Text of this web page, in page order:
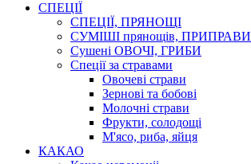
СПЕЦІЇ
СПЕЦІЇ, ПРЯНОЩІ
СУМІШІ прянощів, ПРИПРАВИ
Сушені ОВОЧІ, ГРИБИ
Спеції за стравами
Овочеві страви
Зернові та бобові
Молочні страви
Фрукти, солодощі
М'ясо, риба, яйця
КАКАО